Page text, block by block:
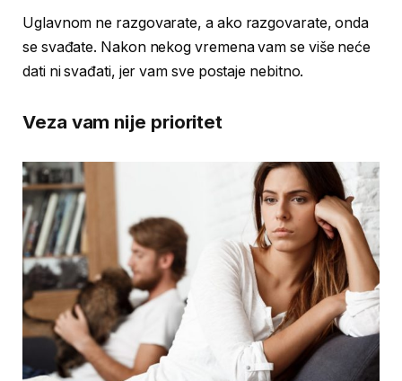
Uglavnom ne razgovarate, a ako razgovarate, onda
se svađate. Nakon nekog vremena vam se više neće
dati ni svađati, jer vam sve postaje nebitno.
Veza vam nije prioritet